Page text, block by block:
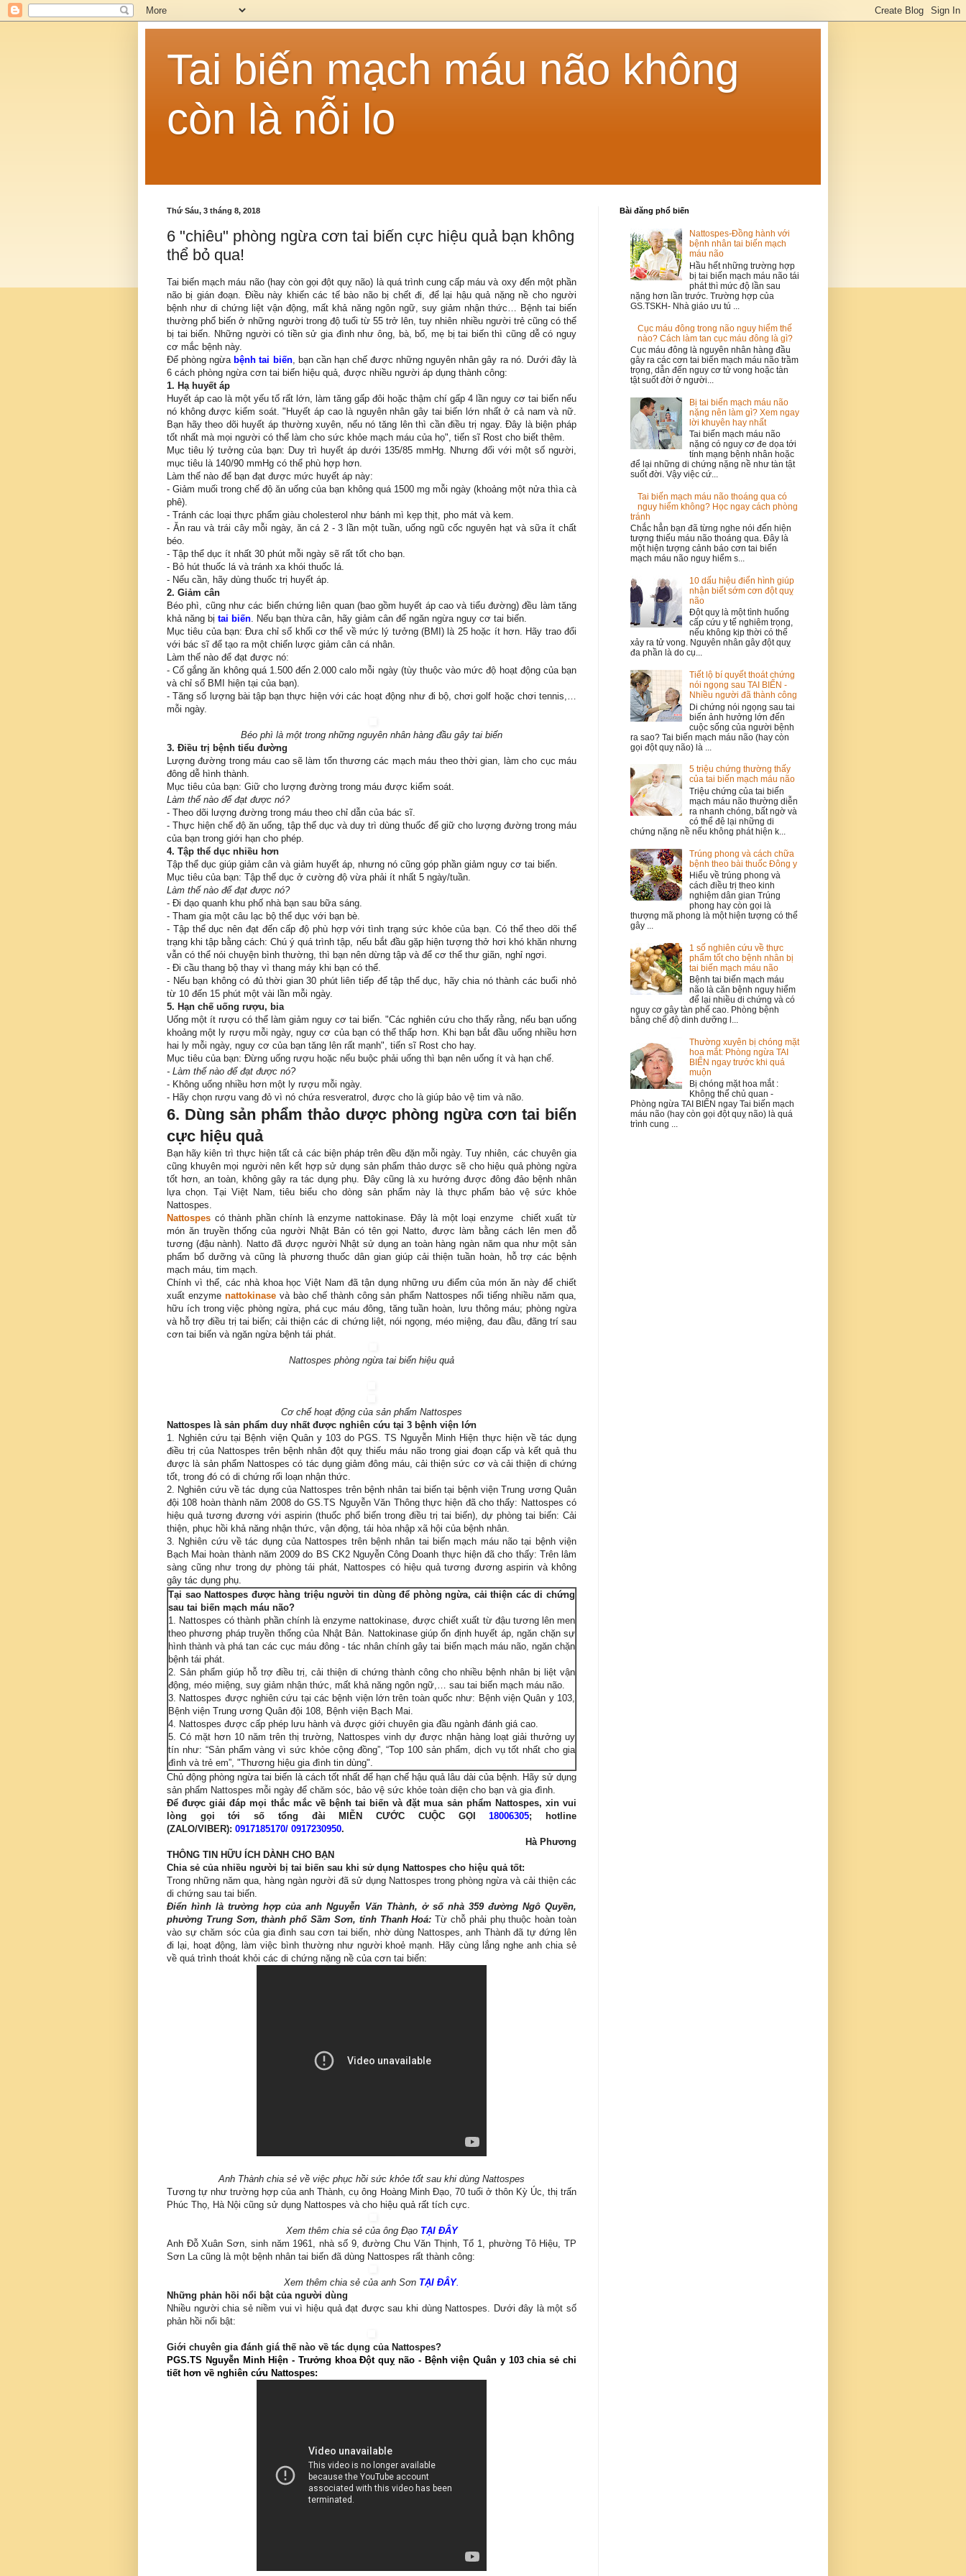
Tai biến mạch máu não không
còn là nỗi lo
Thứ Sáu, 3 tháng 8, 2018
6 "chiêu" phòng ngừa cơn tai biến cực hiệu quả bạn không
thể bỏ qua!
Tai biến mạch máu não (hay còn gọi đột quỵ não) là quá trình cung cấp máu và oxy đến một phần
não bị gián đoạn. Điều này khiến các tế bào não bị chết đi, để lại hậu quả nặng nề cho người
bệnh như di chứng liệt vận động, mất khả năng ngôn ngữ, suy giảm nhận thức… Bệnh tai biến
thường phổ biến ở những người trong độ tuổi từ 55 trở lên, tuy nhiên nhiều người trẻ cũng có thể
bị tai biến. Những người có tiền sử gia đình như ông, bà, bố, mẹ bị tai biến thì cũng dễ có nguy
cơ mắc bệnh này.
Để phòng ngừabệnh tai biến, bạn cần hạn chế được những nguyên nhân gây ra nó. Dưới đây là
6 cách phòng ngừa cơn tai biến hiệu quả, được nhiều người áp dụng thành công:
1. Hạ huyết áp
Huyết áp cao là một yếu tố rất lớn, làm tăng gấp đôi hoặc thậm chí gấp 4 lần nguy cơ tai biến nếu
nó không được kiểm soát. "Huyết áp cao là nguyên nhân gây tai biến lớn nhất ở cả nam và nữ.
Bạn hãy theo dõi huyết áp thường xuyên, nếu nó tăng lên thì cần điều trị ngay. Đây là biện pháp
tốt nhất mà mọi người có thể làm cho sức khỏe mạch máu của họ", tiến sĩ Rost cho biết thêm.
Mục tiêu lý tưởng của bạn: Duy trì huyết áp dưới 135/85 mmHg. Nhưng đối với một số người,
mục tiêu là 140/90 mmHg có thể phù hợp hơn.
Làm thế nào để bạn đạt được mức huyết áp này:
- Giảm muối trong chế độ ăn uống của bạn không quá 1500 mg mỗi ngày (khoảng một nửa thìa cà
phê).
- Tránh các loại thực phẩm giàu cholesterol như bánh mì kẹp thịt, pho mát và kem.
- Ăn rau và trái cây mỗi ngày, ăn cá 2 - 3 lần một tuần, uống ngũ cốc nguyên hạt và sữa ít chất
béo.
- Tập thể dục ít nhất 30 phút mỗi ngày sẽ rất tốt cho bạn.
- Bỏ hút thuốc lá và tránh xa khói thuốc lá.
- Nếu cần, hãy dùng thuốc trị huyết áp.
2. Giảm cân
Béo phì, cũng như các biến chứng liên quan (bao gồm huyết áp cao và tiểu đường) đều làm tăng
khả năng bị tai biến . Nếu bạn thừa cân, hãy giảm cân để ngăn ngừa nguy cơ tai biến.
Mục tiêu của bạn: Đưa chỉ số khối cơ thể về mức lý tưởng (BMI) là 25 hoặc ít hơn. Hãy trao đổi
với bác sĩ để tạo ra một chiến lược giảm cân cá nhân.
Làm thế nào để đạt được nó:
- Cố gắng ăn không quá 1.500 đến 2.000 calo mỗi ngày (tùy thuộc vào mức độ hoạt động của bạn
và chỉ số BMI hiện tại của bạn).
- Tăng số lượng bài tập bạn thực hiện với các hoạt động như đi bộ, chơi golf hoặc chơi tennis,…
mỗi ngày.
Béo phì là một trong những nguyên nhân hàng đầu gây tai biến
3. Điều trị bệnh tiểu đường
Lượng đường trong máu cao sẽ làm tổn thương các mạch máu theo thời gian, làm cho cục máu
đông dễ hình thành.
Mục tiêu của bạn: Giữ cho lượng đường trong máu được kiểm soát.
Làm thế nào để đạt được nó?
- Theo dõi lượng đường trong máu theo chỉ dẫn của bác sĩ.
- Thực hiện chế độ ăn uống, tập thể dục và duy trì dùng thuốc để giữ cho lượng đường trong máu
của bạn trong giới hạn cho phép.
4. Tập thể dục nhiều hơn
Tập thể dục giúp giảm cân và giảm huyết áp, nhưng nó cũng góp phần giảm nguy cơ tai biến.
Mục tiêu của bạn: Tập thể dục ở cường độ vừa phải ít nhất 5 ngày/tuần.
Làm thế nào để đạt được nó?
- Đi dạo quanh khu phố nhà bạn sau bữa sáng.
- Tham gia một câu lạc bộ thể dục với bạn bè.
- Tập thể dục nên đạt đến cấp độ phù hợp với tình trạng sức khỏe của bạn. Có thể theo dõi thể
trạng khi tập bằng cách: Chú ý quá trình tập, nếu bắt đầu gặp hiện tượng thở hơi khó khăn nhưng
vẫn có thể nói chuyện bình thường, thì bạn nên dừng tập và để cơ thể thư giãn, nghỉ ngơi.
- Đi cầu thang bộ thay vì thang máy khi bạn có thể.
- Nếu bạn không có đủ thời gian 30 phút liên tiếp để tập thể dục, hãy chia nó thành các buổi nhỏ
từ 10 đến 15 phút một vài lần mỗi ngày.
5. Hạn chế uống rượu, bia
Uống một ít rượu có thể làm giảm nguy cơ tai biến. "Các nghiên cứu cho thấy rằng, nếu bạn uống
khoảng một ly rượu mỗi ngày, nguy cơ của bạn có thể thấp hơn. Khi bạn bắt đầu uống nhiều hơn
hai ly mỗi ngày, nguy cơ của bạn tăng lên rất mạnh", tiến sĩ Rost cho hay.
Mục tiêu của bạn: Đừng uống rượu hoặc nếu buộc phải uống thì bạn nên uống ít và hạn chế.
- Làm thế nào để đạt được nó?
- Không uống nhiều hơn một ly rượu mỗi ngày.
- Hãy chọn rượu vang đỏ vì nó chứa resveratrol, được cho là giúp bảo vệ tim và não.
6. Dùng sản phẩm thảo dược phòng ngừa cơn tai biến
cực hiệu quả
Bạn hãy kiên trì thực hiện tất cả các biện pháp trên đều đặn mỗi ngày. Tuy nhiên, các chuyên gia
cũng khuyên mọi người nên kết hợp sử dụng sản phẩm thảo dược sẽ cho hiệu quả phòng ngừa
tốt hơn, an toàn, không gây ra tác dụng phụ. Đây cũng là xu hướng được đông đảo bệnh nhân
lựa chọn. Tại Việt Nam, tiêu biểu cho dòng sản phẩm này là thực phẩm bảo vệ sức khỏe
Nattospes.
Nattospes có thành phần chính là enzyme nattokinase. Đây là một loại enzyme chiết xuất từ
món ăn truyền thống của người Nhật Bản có tên gọi Natto, được làm bằng cách lên men đỗ
tương (đậu nành). Natto đã được người Nhật sử dụng an toàn hàng ngàn năm qua như một sản
phẩm bổ dưỡng và cũng là phương thuốc dân gian giúp cải thiện tuần hoàn, hỗ trợ các bệnh
mạch máu, tim mạch.
Chính vì thế, các nhà khoa học Việt Nam đã tận dụng những ưu điểm của món ăn này để chiết
xuất enzyme nattokinasevà bào chế thành công sản phẩm Nattospes nổi tiếng nhiều năm qua,
hữu ích trong việc phòng ngừa, phá cục máu đông, tăng tuần hoàn, lưu thông máu; phòng ngừa
và hỗ trợ điều trị tai biến; cải thiện các di chứng liệt, nói ngọng, méo miệng, đau đầu, đãng trí sau
cơn tai biến và ngăn ngừa bệnh tái phát.
Nattospes phòng ngừa tai biến hiệu quả
Cơ chế hoạt động của sản phẩm Nattospes
Nattospes là sản phẩm duy nhất được nghiên cứu tại 3 bệnh viện lớn
1. Nghiên cứu tại Bệnh viện Quân y 103 do PGS. TS Nguyễn Minh Hiện thực hiện về tác dụng
điều trị của Nattospes trên bệnh nhân đột quỵ thiếu máu não trong giai đoạn cấp và kết quả thu
được là sản phẩm Nattospes có tác dụng giảm đông máu, cải thiện sức cơ và cải thiện di chứng
tốt, trong đó có di chứng rối loạn nhận thức.
2. Nghiên cứu về tác dụng của Nattospes trên bệnh nhân tai biến tại bệnh viện Trung ương Quân
đội 108 hoàn thành năm 2008 do GS.TS Nguyễn Văn Thông thực hiện đã cho thấy: Nattospes có
hiệu quả tương đương với aspirin (thuốc phổ biến trong điều trị tai biến), dự phòng tai biến: Cải
thiện, phục hồi khả năng nhận thức, vận động, tái hòa nhập xã hội của bệnh nhân.
3. Nghiên cứu về tác dụng của Nattospes trên bệnh nhân tai biến mạch máu não tại bệnh viện
Bạch Mai hoàn thành năm 2009 do BS CK2 Nguyễn Công Doanh thực hiện đã cho thấy: Trên lâm
sàng cũng như trong dự phòng tái phát, Nattospes có hiệu quả tương đương aspirin và không
gây tác dụng phụ.
Tại sao Nattospes được hàng triệu người tin dùng để phòng ngừa, cải thiện các di chứng
sau tai biến mạch máu não?
1. Nattospes có thành phần chính là enzyme nattokinase, được chiết xuất từ đậu tương lên men
theo phương pháp truyền thống của Nhật Bản. Nattokinase giúp ổn định huyết áp, ngăn chặn sự
hình thành và phá tan các cục máu đông - tác nhân chính gây tai biến mạch máu não, ngăn chặn
bệnh tái phát.
2. Sản phẩm giúp hỗ trợ điều trị, cải thiện di chứng thành công cho nhiều bệnh nhân bị liệt vận
động, méo miệng, suy giảm nhận thức, mất khả năng ngôn ngữ,… sau tai biến mạch máu não.
3. Nattospes được nghiên cứu tại các bệnh viện lớn trên toàn quốc như: Bệnh viện Quân y 103,
Bệnh viện Trung ương Quân đội 108, Bệnh viện Bạch Mai.
4. Nattospes được cấp phép lưu hành và được giới chuyên gia đầu ngành đánh giá cao.
5. Có mặt hơn 10 năm trên thị trường, Nattospes vinh dự được nhận hàng loạt giải thưởng uy
tín như: “Sản phẩm vàng vì sức khỏe cộng đồng”, “Top 100 sản phẩm, dịch vụ tốt nhất cho gia
đình và trẻ em”, "Thương hiệu gia đình tin dùng".
Chủ động phòng ngừa tai biến là cách tốt nhất để hạn chế hậu quả lâu dài của bệnh. Hãy sử dụng
sản phẩm Nattospes mỗi ngày để chăm sóc, bảo vệ sức khỏe toàn diện cho bạn và gia đình.
Để được giải đáp mọi thắc mắc về bệnh tai biến và đặt mua sản phẩm Nattospes, xin vui
lòng gọi tới số tổng đài MIỄN CƯỚC CUỘC GỌI18006305; hotline
(ZALO/VIBER): 0917185170/ 0917230950.
Hà Phương
THÔNG TIN HỮU ÍCH DÀNH CHO BẠN
Chia sẻ của nhiều người bị tai biến sau khi sử dụng Nattospes cho hiệu quả tốt:
Trong những năm qua, hàng ngàn người đã sử dụng Nattospes trong phòng ngừa và cải thiện các
di chứng sau tai biến.
Điển hình là trường hợp của anh Nguyễn Văn Thành, ở số nhà 359 đường Ngô Quyền,
phường Trung Sơn, thành phố Sầm Sơn, tỉnh Thanh Hoá: Từ chỗ phải phụ thuộc hoàn toàn
vào sự chăm sóc của gia đình sau cơn tai biến, nhờ dùng Nattospes, anh Thành đã tự đứng lên
đi lại, hoạt động, làm việc bình thường như người khoẻ mạnh. Hãy cùng lắng nghe anh chia sẻ
về quá trình thoát khỏi các di chứng nặng nề của cơn tai biến:
Anh Thành chia sẻ về việc phục hồi sức khỏe tốt sau khi dùng Nattospes
Tương tự như trường hợp của anh Thành, cụ ông Hoàng Minh Đạo, 70 tuổi ở thôn Kỳ Úc, thị trấn
Phúc Thọ, Hà Nội cũng sử dụng Nattospes và cho hiệu quả rất tích cực.
Xem thêm chia sẻ của ông Đạo TẠI ĐÂY
Anh Đỗ Xuân Sơn, sinh năm 1961, nhà số 9, đường Chu Văn Thịnh, Tổ 1, phường Tô Hiệu, TP
Sơn La cũng là một bệnh nhân tai biến đã dùng Nattospes rất thành công:
Xem thêm chia sẻ của anh Sơn TẠI ĐÂY.
Những phản hồi nổi bật của người dùng
Nhiều người chia sẻ niềm vui vì hiệu quả đạt được sau khi dùng Nattospes. Dưới đây là một số
phản hồi nổi bật:
Giới chuyên gia đánh giá thế nào về tác dụng của Nattospes?
PGS.TS Nguyễn Minh Hiện - Trưởng khoa Đột quỵ não - Bệnh viện Quân y 103 chia sẻ chi
tiết hơn về nghiên cứu Nattospes:
Bài đăng phổ biến
Nattospes-Đồng hành với
bệnh nhân tai biến mạch
máu não
Hầu hết những trường hợp
bị tai biến mạch máu não tái
phát thì mức độ lần sau
nặng hơn lần trước. Trường hợp của
GS.TSKH- Nhà giáo ưu tú ...
Cục máu đông trong não nguy hiểm thế
nào? Cách làm tan cục máu đông là gì?
Cục máu đông là nguyên nhân hàng đầu
gây ra các cơn tai biến mạch máu não trầm
trọng, dẫn đến nguy cơ tử vong hoặc tàn
tật suốt đời ở người...
Bị tai biến mạch máu não
nặng nên làm gì? Xem ngay
lời khuyên hay nhất
Tai biến mạch máu não
nặng có nguy cơ đe dọa tới
tính mạng bệnh nhân hoặc
để lại những di chứng nặng nề như tàn tật
suốt đời. Vậy việc cứ...
Tai biến mạch máu não thoáng qua có
nguy hiểm không? Học ngay cách phòng
tránh
Chắc hẳn bạn đã từng nghe nói đến hiện
tượng thiếu máu não thoáng qua. Đây là
một hiện tượng cảnh báo cơn tai biến
mạch máu não nguy hiểm s...
10 dấu hiệu điển hình giúp
nhận biết sớm cơn đột quỵ
não
Đột quỵ là một tình huống
cấp cứu y tế nghiêm trọng,
nếu không kịp thời có thể
xảy ra tử vong. Nguyên nhân gây đột quỵ
đa phần là do cụ...
Tiết lộ bí quyết thoát chứng
nói ngọng sau TAI BIẾN -
Nhiều người đã thành công
Di chứng nói ngọng sau tai
biến ảnh hưởng lớn đến
cuộc sống của người bệnh
ra sao? Tai biến mạch máu não (hay còn
gọi đột quỵ não) là ...
5 triệu chứng thường thấy
của tai biến mạch máu não
Triệu chứng của tai biến
mạch máu não thường diễn
ra nhanh chóng, bất ngờ và
có thể đê lại những di
chứng nặng nề nếu không phát hiện k...
Trúng phong và cách chữa
bệnh theo bài thuốc Đông y
Hiểu về trúng phong và
cách điều trị theo kinh
nghiệm dân gian Trúng
phong hay còn gọi là
thượng mã phong là một hiện tượng có thể
gây ...
1 số nghiên cứu về thực
phẩm tốt cho bệnh nhân bị
tai biến mạch máu não
Bệnh tai biến mạch máu
não là căn bệnh nguy hiểm
để lại nhiều di chứng và có
nguy cơ gây tàn phế cao. Phòng bệnh
bằng chế độ dinh dưỡng l...
Thường xuyên bị chóng mặt
hoa mắt: Phòng ngừa TAI
BIẾN ngay trước khi quá
muộn
Bị chóng mặt hoa mắt :
Không thể chủ quan -
Phòng ngừa TAI BIẾN ngay Tai biến mạch
máu não (hay còn gọi đột quỵ não) là quá
trình cung ...